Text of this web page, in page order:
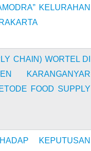
KELURAHAN
CHAIN) WORTEL DI
KARANGANYAR
FOOD SUPPLY
KEPUTUSAN